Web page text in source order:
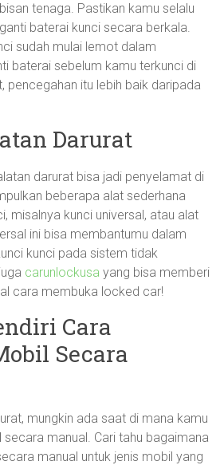
tenaga. Pastikan kamu selalu
baterai kunci secara berkala.
sudah mulai lemot dalam
baterai sebelum kamu terkunci di
pencegahan itu lebih baik daripada
Darurat
darurat bisa jadi penyelamat di
beberapa alat sederhana
misalnya kunci universal, atau alat
ini bisa membantumu dalam
kunci pada sistem tidak
carunlockusa yang bisa memberi
cara membuka locked car!
Cara
Secara
mungkin ada saat di mana kamu
manual. Cari tahu bagaimana
manual untuk jenis mobil yang